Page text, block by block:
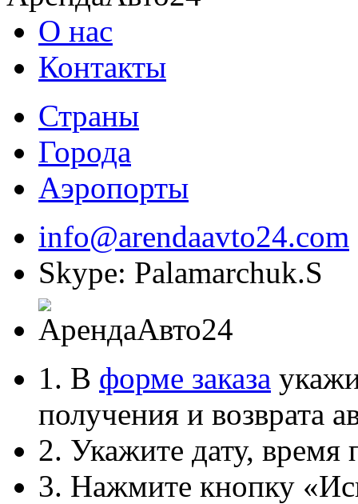
О нас
Контакты
Страны
Города
Аэропорты
info@arendaavto24.com
Skype: Palamarchuk.S
1. В форме заказа
получения и возврата
2. Укажите дату, время
3. Нажмите кнопку